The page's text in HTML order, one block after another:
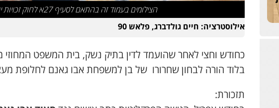
הצילומים בעמוד זה בהתאם לסעיף 27א לחוק זכויות יוצרים
אילוסטרציה: חיים גולדברג, פלאש 90
כחודש וחצי לאחר שהועמד לדין בתיק נשק, בית המשפט המחוזי
בלוד הורה לבחון שחרורו של בן למשפחת אבו גאנם לחלופת
תזכורת: